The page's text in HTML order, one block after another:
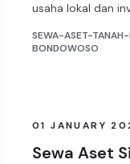
usaha lokal dan
SEWA-ASET-
BONDOWOSO
ARTIKEL
01 JANUARY
Sewa Aset